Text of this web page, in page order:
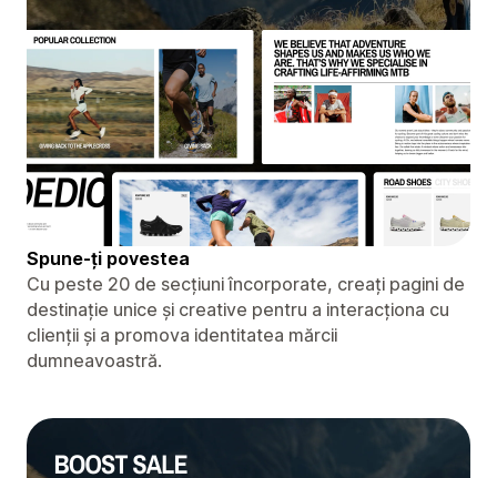
Spune-ți povestea
Cu peste 20 de secțiuni încorporate, creați pagini de
destinație unice și creative pentru a interacționa cu
clienții și a promova identitatea mărcii
dumneavoastră.